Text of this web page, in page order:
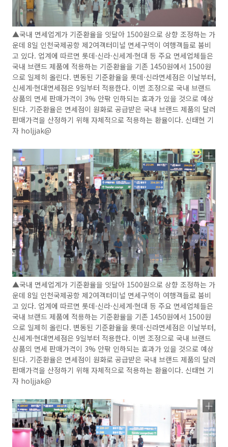
▲국내 면세업계가 기준환율을 잇달아 1500원으로 상향 조정하는 가
운데 8일 인천국제공항 제2여객터미널 면세구역이 여행객들로 붐비
고 있다. 업계에 따르면 롯데·신라·신세계·현대 등 주요 면세업체들은
국내 브랜드 제품에 적용하는 기준환율을 기존 1450원에서 1500원
으로 일제히 올린다. 변동된 기준환율을 롯데·신라면세점은 이날부터,
신세계·현대면세점은 9일부터 적용한다. 이번 조정으로 국내 브랜드
상품의 면세 판매가격이 3% 안팎 인하되는 효과가 있을 것으로 예상
된다. 기준환율은 면세점이 원화로 공급받은 국내 브랜드 제품의 달러
판매가격을 산정하기 위해 자체적으로 적용하는 환율이다. 신태현 기
자 holjjak@
▲국내 면세업계가 기준환율을 잇달아 1500원으로 상향 조정하는 가
운데 8일 인천국제공항 제2여객터미널 면세구역이 여행객들로 붐비
고 있다. 업계에 따르면 롯데·신라·신세계·현대 등 주요 면세업체들은
국내 브랜드 제품에 적용하는 기준환율을 기존 1450원에서 1500원
으로 일제히 올린다. 변동된 기준환율을 롯데·신라면세점은 이날부터,
신세계·현대면세점은 9일부터 적용한다. 이번 조정으로 국내 브랜드
상품의 면세 판매가격이 3% 안팎 인하되는 효과가 있을 것으로 예상
된다. 기준환율은 면세점이 원화로 공급받은 국내 브랜드 제품의 달러
판매가격을 산정하기 위해 자체적으로 적용하는 환율이다. 신태현 기
자 holjjak@